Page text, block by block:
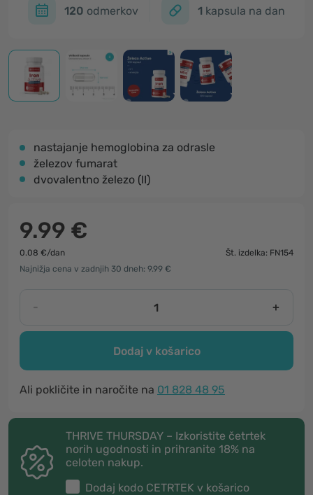
120 odmerkov 1 kapsula na dan
nastajanje hemoglobina za odrasle
železov fumarat
dvovalentno železo (II)
9.99 €
0.08 €/dan
Št. izdelka: FN154
Najnižja cena v zadnjih 30 dneh: 9.99 €
- +
Dodaj v košarico
Ali pokličite in naročite na 01 828 48 95
THRIVE THURSDAY – Izkoristite četrtek
norih ugodnosti in prihranite 18% na
celoten nakup.
Dodaj kodo CETRTEK v košarico